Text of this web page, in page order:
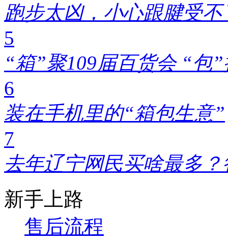
跑步太凶，小心跟腱受
5
“箱”聚109届百货会 “包
6
装在手机里的“箱包生意”
7
去年辽宁网民买啥最多
新手上路
售后流程